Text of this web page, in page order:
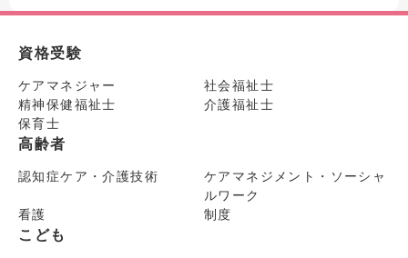
資格受験
ケアマネジャー
社会福祉士
精神保健福祉士
介護福祉士
保育士
高齢者
認知症ケア・介護技術
ケアマネジメント・ソーシャ
ルワーク
看護
制度
こども